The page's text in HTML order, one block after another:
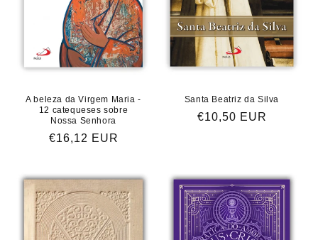
A beleza da Virgem Maria -
12 catequeses sobre
Nossa Senhora
Preço
€16,12 EUR
Santa Beatriz da Silva
Preço
€10,50 EUR